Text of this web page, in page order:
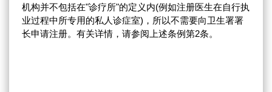
机构并不包括在"诊疗所"的定义内(例如注册医生在自行执
业过程中所专用的私人诊症室)，所以不需要向卫生署署
长申请注册。有关详情，请参阅上述条例第2条。